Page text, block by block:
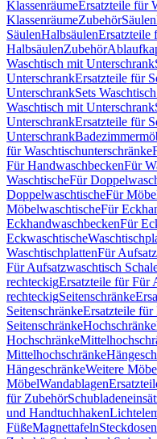
KlassenräumeErsatzteile für
KlassenräumeZubehörSäulen
SäulenHalbsäulenErsatzteile
HalbsäulenZubehör
Waschtisch mit Unterschrank
UnterschrankErsatzteile für
UnterschrankSets
Waschtisch mit Unterschrank
UnterschrankErsatzteile für
Unterschrank
für Waschtischunterschränke
Für HandwaschbeckenFür
WaschtischeFür
DoppelwaschtischeFür
MöbelwaschtischeFür
EckhandwaschbeckenFür
Eckwaschtische
WaschtischplattenFür
Für Aufsatzwaschtisch
rechteckigErsatzteile für Für
rechteckigSeitenschränke
SeitenschränkeErsatzteile
SeitenschränkeHochschränke
Hochschränke
Mittelhochschränke
HängeschränkeWeitere
MöbelWandablagen
für Zubehör
und Handtuchhaken
FüßeMagnettafelnSteckdosen